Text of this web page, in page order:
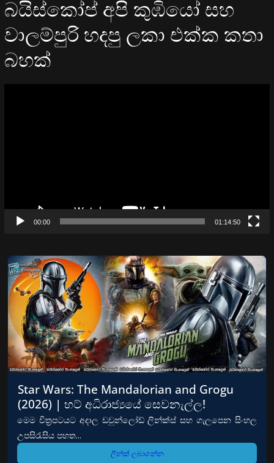
බයිස්කෝප් අපි කුඹියෝ සහ
වාලම්පුරි හදපු ලකා එක්ක කතා
බහක්
00:00 01:14:50
Star Wars: The Mandalorian and Grogu
(2026) | හට් අධිරාජ්‍යයේ සෙවනැල්ල!
මෙම චිත්‍රපටයට අදාල ඩවුන්ලෝඩ් ලින්ක්ස් සහ ගැලපෙන සිංහල
උපසිරැසිය පහත...
ලින්ක් ලබාගන්න